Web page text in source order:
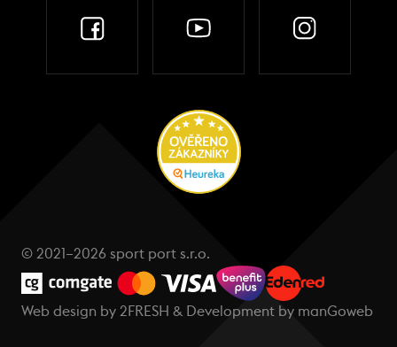
© 2021–2026 sport port s.r.o.
Web design by 2FRESH & Development by manGoweb